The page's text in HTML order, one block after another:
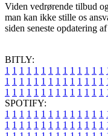
Viden vedrørende tilbud
man kan ikke stille os
siden seneste opdatering
BITLY:
1 1 1 1 1 1 1 1 1 1 1 1 1 1
1 1 1 1 1 1 1 1 1 1 1 1 1 1
1 1 1 1 1 1 1 1 1 1 1 1 1 1
SPOTIFY:
1 1 1 1 1 1 1 1 1 1 1 1 1 1
1 1 1 1 1 1 1 1 1 1 1 1 1 1